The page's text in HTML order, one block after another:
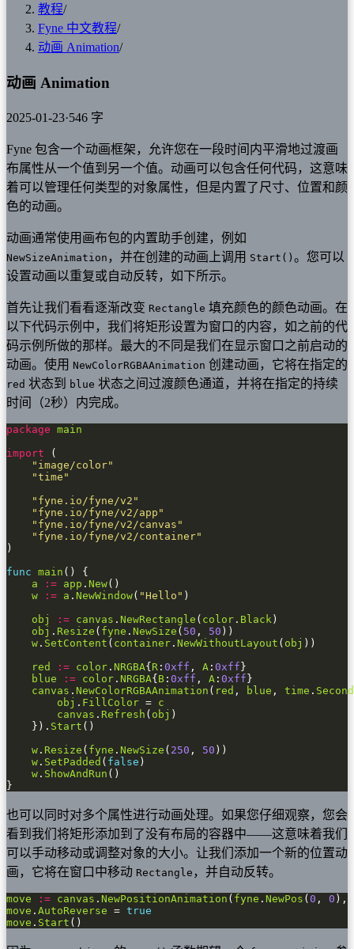
教程/
Fyne 中文教程/
动画 Animation/
动画 Animation
2025-01-23·546 字
Fyne 包含一个动画框架，允许您在一段时间内平滑地过渡画
布属性从一个值到另一个值。动画可以包含任何代码，这意味
着可以管理任何类型的对象属性，但是内置了尺寸、位置和颜
色的动画。
动画通常使用画布包的内置助手创建，例如
NewSizeAnimation ，并在创建的动画上调用 Start() 。您可以
设置动画以重复或自动反转，如下所示。
首先让我们看看逐渐改变 Rectangle 填充颜色的颜色动画。在
以下代码示例中，我们将矩形设置为窗口的内容，如之前的代
码示例所做的那样。最大的不同是我们在显示窗口之前启动的
动画。使用 NewColorRGBAAnimation 创建动画，它将在指定的
red 状态到 blue 状态之间过渡颜色通道，并将在指定的持续
时间（2秒）内完成。
package main
import
"image/color"
"time"
"fyne.io/fyne/v2"
"fyne.io/fyne/v2/app"
"fyne.io/fyne/v2/canvas"
"fyne.io/fyne/v2/container"
func main
a
:= app . New
w
:= a . NewWindow( "Hello"
obj
:= canvas . NewRectangle ( color . Black
obj . Resize ( fyne . NewSize ( 50 , 50
w . SetContent ( container . NewWithoutLayout ( obj
red
:= color . NRGBA{ R : 0xff , A : 0xff
blue
:= color . NRGBA{ B : 0xff , A : 0xff
canvas . NewColorRGBAAnimation ( red , blue , time . Second
obj . FillColor = c
canvas . Refresh ( obj
	}).
Start
w . Resize ( fyne . NewSize ( 250 , 50
w . SetPadded ( false
w . ShowAndRun
}
也可以同时对多个属性进行动画处理。如果您仔细观察，您会
看到我们将矩形添加到了没有布局的容器中——这意味着我们
可以手动移动或调整对象的大小。让我们添加一个新的位置动
画，它将在窗口中移动 Rectangle ，并自动反转。
move := canvas . NewPositionAnimation ( fyne . NewPos ( 0 , 0 ),
move . AutoReverse = true
move . Start ()